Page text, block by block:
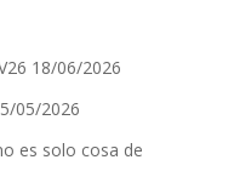
18/06/2026
05/2026
es solo cosa de